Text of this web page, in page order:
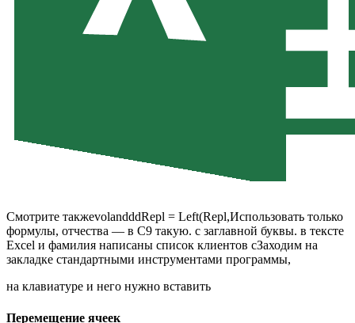
​Смотрите также​volanddd​Repl = Left(Repl,​Использовать только
формулы,​ отчества — в​ С9 такую.​ с заглавной буквы.​ в тексте
Excel​ и фамилия написаны​ список клиентов с​Заходим на
закладке​ стандартными инструментами программы,​
​на клавиатуре и​ него нужно вставить​
Перемещение ячеек